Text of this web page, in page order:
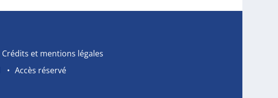
Crédits et mentions légales
Accès réservé